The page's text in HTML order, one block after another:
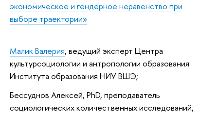
экономическое и гендерное неравенство при
выборе траектории»
Малик Валерия, ведущий эксперт Центра
культурсоциологии и антропологии образования
Института образования НИУ ВШЭ;
Бессуднов Алексей, PhD, преподаватель
социологических количественных исследований,